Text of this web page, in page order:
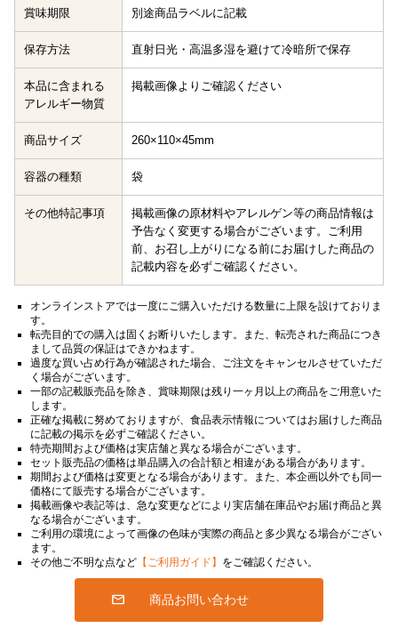
賞味期限 別途商品ラベルに記載
保存方法 直射日光・高温多湿を避けて冷暗所で保存
本品に含まれる
アレルギー物質
掲載画像よりご確認ください
商品サイズ 260×110×45mm
容器の種類 袋
その他特記事項
掲載画像の原材料やアレルゲン等の商品情報は
予告なく変更する場合がございます。ご利用
前、お召し上がりになる前にお届けした商品の
記載内容を必ずご確認ください。
オンラインストアでは一度にご購入いただける数量に上限を設けておりま
す。
転売目的での購入は固くお断りいたします。また、転売された商品につき
まして品質の保証はできかねます。
過度な買い占め行為が確認された場合、ご注文をキャンセルさせていただ
く場合がございます。
一部の記載販売品を除き、賞味期限は残り一ヶ月以上の商品をご用意いた
します。
正確な掲載に努めておりますが、食品表示情報についてはお届けした商品
に記載の掲示を必ずご確認ください。
特売期間および価格は実店舗と異なる場合がございます。
セット販売品の価格は単品購入の合計額と相違がある場合があります。
期間および価格は変更となる場合があります。また、本企画以外でも同一
価格にて販売する場合がございます。
掲載画像や表記等は、急な変更などにより実店舗在庫品やお届け商品と異
なる場合がございます。
ご利用の環境によって画像の色味が実際の商品と多少異なる場合がござい
ます。
その他ご不明な点など 【ご利用ガイド】 をご確認ください。
商品お問い合わせ